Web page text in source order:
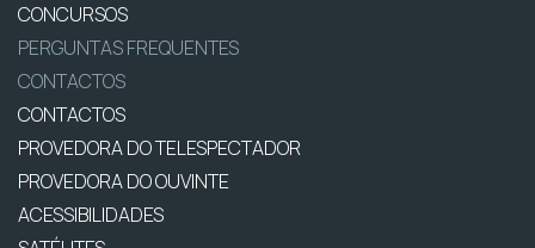
CONCURSOS
PERGUNTAS FREQUENTES
CONTACTOS
CONTACTOS
PROVEDORA DO TELESPECTADOR
PROVEDORA DO OUVINTE
ACESSIBILIDADES